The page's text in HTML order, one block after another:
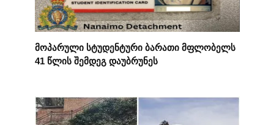
მოპარული სტუდენტური ბარათი მფლობელს
41 წლის შემდეგ დაუბრუნეს